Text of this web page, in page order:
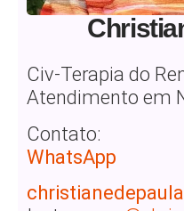
Civ-Terapia do
Atendimento em
Contato:
WhatsApp